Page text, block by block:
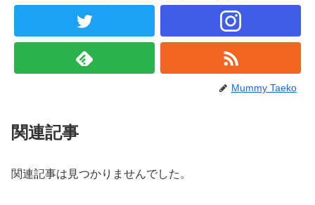
Mummy Taeko
関連記事
関連記事は見つかりませんでした。